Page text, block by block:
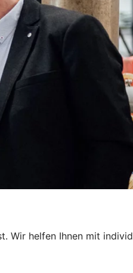
Wir helfen Ihnen mit